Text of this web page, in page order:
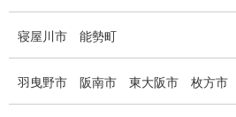
寝屋川市 能勢町
羽曳野市 阪南市 東大阪市 枚方市